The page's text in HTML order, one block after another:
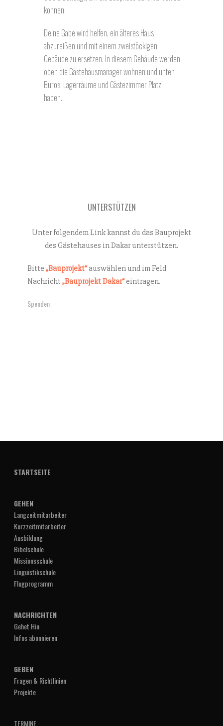
können.
Deine Gabe wird helfen, ein älteres Haus
abzureißen und mit einem zweistöckigen
Gebäude zu ersetzen. In diesem Gebäude werden
oben die Gästehausmanager wohnen und unten
Büros, Lagerräume und Gästezimmer Platz
haben.
UNTERSTÜTZEN
Unter folgendem Link kannst du das Bauprojekt
des Gästehauses in Dakar unterstützen.
Bitte „Bauprojekt“auswählen und im Feld
Nachricht „Bauprojekt Dakar“eintragen.
Spenden
STARTSEITE
GEHEN
Langzeitmitarbeiter
Kurzzeitmitarbeiter
Ausbildung
Bibelschule
Missionsschule
Linguistikschule
Flugprogramm
NACHRICHTEN
Gehet Hin
Infos abonnieren
GEBEN
Fragen & Richtlinien
Projekte
TERMINE